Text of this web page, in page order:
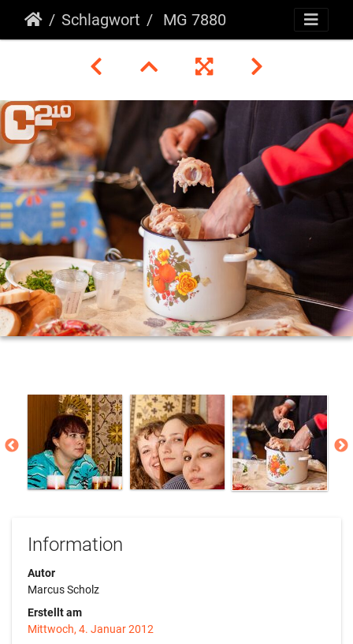
Schlagwort MG 7880
Information
Autor
Marcus Scholz
Erstellt am
Mittwoch, 4. Januar 2012